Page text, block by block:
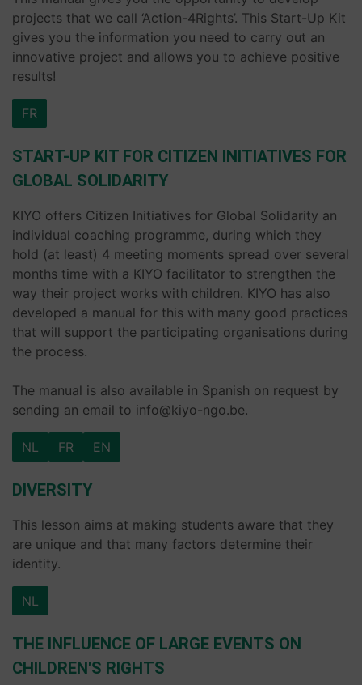
projects that we call ‘Action-4Rights’. This Start-Up Kit
gives you the information you need to carry out an
innovative project and allows you to achieve positive
results!
FR
START-UP KIT FOR CITIZEN INITIATIVES FOR
GLOBAL SOLIDARITY
KIYO offers Citizen Initiatives for Global Solidarity an
individual coaching programme, during which they
hold (at least) 4 meeting moments spread over several
months time with a KIYO facilitator to strengthen the
way their project works with children. KIYO has also
developed a manual for this with many good practices
that will support the participating organisations during
the process.
The manual is also available in Spanish on request by
sending an email to info@kiyo-ngo.be.
NL FR EN
DIVERSITY
This lesson aims at making students aware that they
are unique and that many factors determine their
identity.
NL
THE INFLUENCE OF LARGE EVENTS ON
CHILDREN'S RIGHTS